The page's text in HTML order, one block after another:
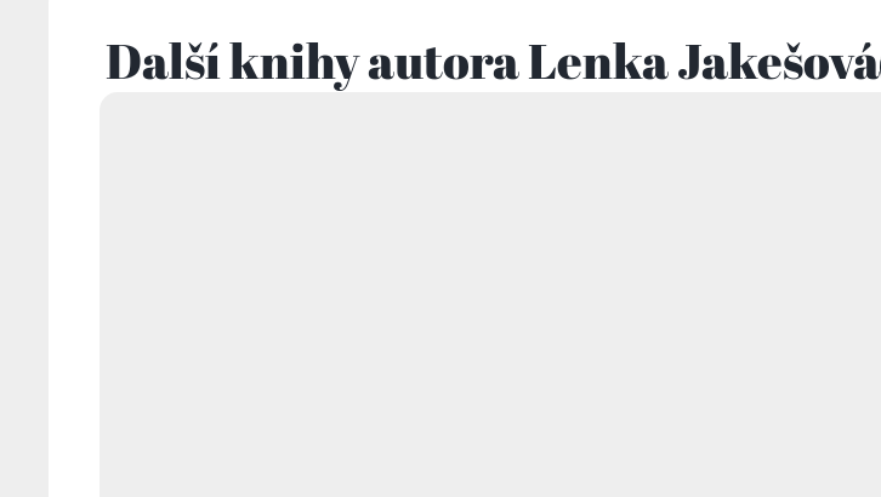
Další knihy autora Lenka Jakešová